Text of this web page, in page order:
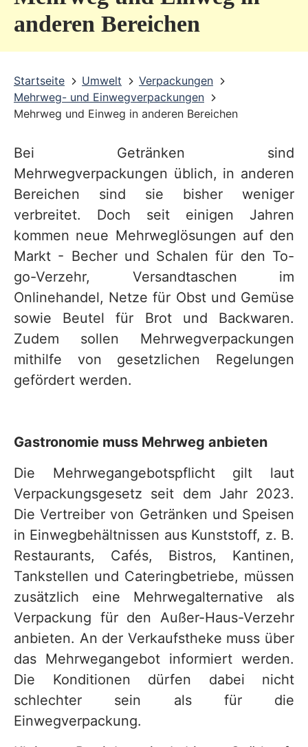
anderen Bereichen
Startseite Umwelt
Verpackungen
Mehrweg- und Einwegverpackungen
Mehrweg und Einweg in anderen Bereichen
Bei Getränken sind
Mehrwegverpackungen üblich, in anderen
Bereichen sind sie bisher weniger
verbreitet. Doch seit einigen Jahren
kommen neue Mehrweglösungen auf den
Markt - Becher und Schalen für den To-
go-Verzehr, Versandtaschen im
Onlinehandel, Netze für Obst und Gemüse
sowie Beutel für Brot und Backwaren.
Zudem sollen Mehrwegverpackungen
mithilfe von gesetzlichen Regelungen
gefördert werden.
Gastronomie muss Mehrweg anbieten
Die Mehrwegangebotspflicht gilt laut
Verpackungsgesetz seit dem Jahr 2023.
Die Vertreiber von Getränken und Speisen
in Einwegbehältnissen aus Kunststoff, z. B.
Restaurants, Cafés, Bistros, Kantinen,
Tankstellen und Cateringbetriebe, müssen
zusätzlich eine Mehrwegalternative als
Verpackung für den Außer-Haus-Verzehr
anbieten. An der Verkaufstheke muss über
das Mehrwegangebot informiert werden.
Die Konditionen dürfen dabei nicht
schlechter sein als für die
Einwegverpackung.